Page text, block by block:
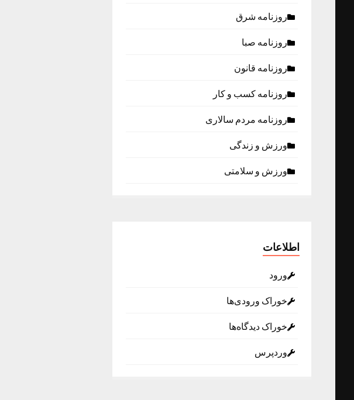
روزنامه شرق
روزنامه صبا
روزنامه قانون
روزنامه كسب و كار
روزنامه مردم سالاری
ورزش و زندگی
ورزش و سلامتی
اطلاعات
ورود
خوراک ورودی‌ها
خوراک دیدگاه‌ها
وردپرس